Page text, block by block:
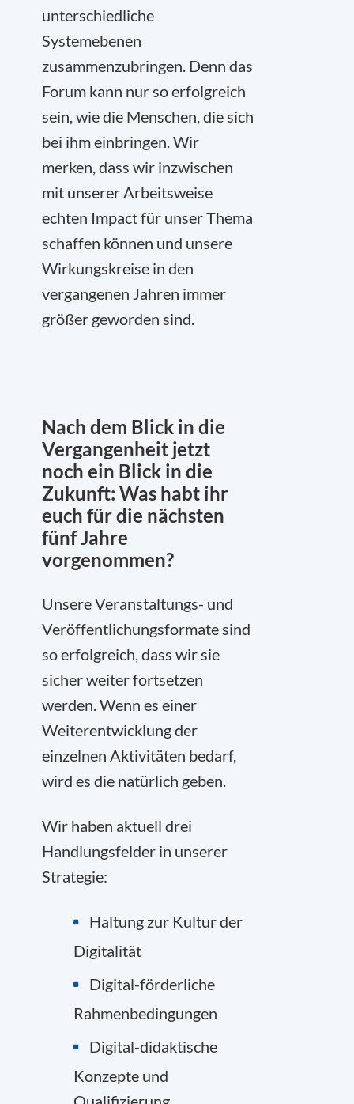
unterschiedliche
Systemebenen
zusammenzubringen. Denn das
Forum kann nur so erfolgreich
sein, wie die Menschen, die sich
bei ihm einbringen. Wir
merken, dass wir inzwischen
mit unserer Arbeitsweise
echten Impact für unser Thema
schaffen können und unsere
Wirkungskreise in den
vergangenen Jahren immer
größer geworden sind.
Nach dem Blick in die
Vergangenheit jetzt
noch ein Blick in die
Zukunft: Was habt ihr
euch für die nächsten
fünf Jahre
vorgenommen?
Unsere Veranstaltungs- und
Veröffentlichungsformate sind
so erfolgreich, dass wir sie
sicher weiter fortsetzen
werden. Wenn es einer
Weiterentwicklung der
einzelnen Aktivitäten bedarf,
wird es die natürlich geben.
Wir haben aktuell drei
Handlungsfelder in unserer
Strategie:
Haltung zur Kultur der
Digitalität
Digital-förderliche
Rahmenbedingungen
Digital-didaktische
Konzepte und